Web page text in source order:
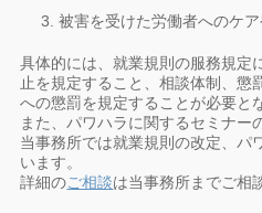
被害を受けた労働者へのケ
具体的には、就業規則の服務規定
止を規定すること、相談体制、懲
への懲罰を規定することが必要と
また、パワハラに関するセミナー
当事務所では就業規則の改定、パ
います。
詳細のご相談は当事務所までご相